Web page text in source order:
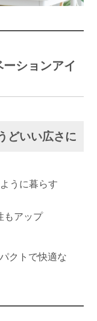
ションアイ
どいい広さに
うに暮らす
もアップ
クトで快適な